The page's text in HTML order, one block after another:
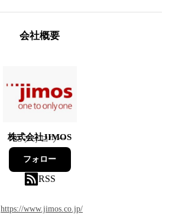
会社概要
株式会社JIMOS
25フォロワー
フォロー
RSS
https://www.jimos.co.jp/